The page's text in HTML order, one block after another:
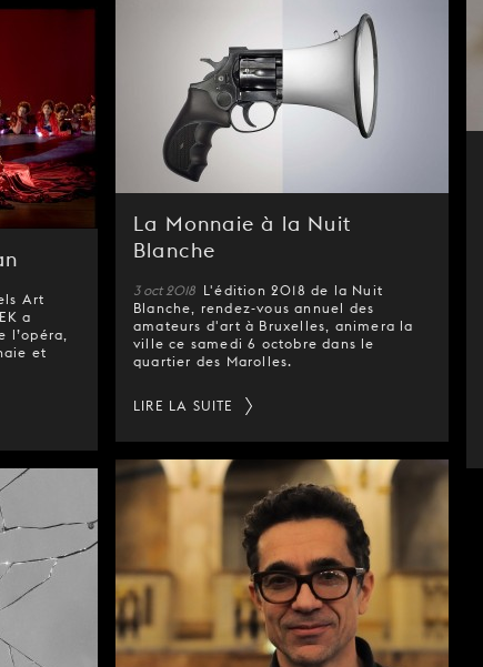
La Monnaie à la Nuit
Blanche
3 oct 2018 L'édition 2018 de la Nuit
Blanche, rendez-vous annuel des
amateurs d'art à Bruxelles, animera la
ville ce samedi 6 octobre dans le
quartier des Marolles.
LIRE LA SUITE
Art
a
l’opéra,
et